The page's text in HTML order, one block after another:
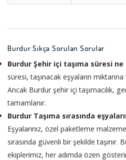
Burdur Sıkça Sorulan Sorular
Burdur Şehir içi taşıma süresi
süresi, taşınacak eşyaların
Ancak Burdur şehir içi taşımacılık,
tamamlanır.
Burdur Taşıma sırasında
Eşyalarınız, özel paketleme
sırasında güvenli bir şekilde taşınır.
ekiplerimiz, her adımda özen